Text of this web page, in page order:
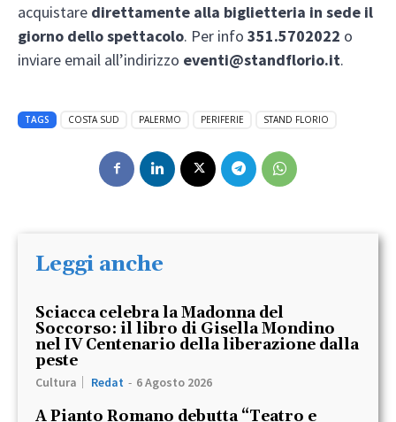
acquistare direttamente alla biglietteria in sede il
giorno dello spettacolo. Per info 351.5702022 o
inviare email all’indirizzo eventi@standflorio.it.
TAGS COSTA SUD PALERMO PERIFERIE STAND FLORIO
Leggi anche
Sciacca celebra la Madonna del
Soccorso: il libro di Gisella Mondino
nel IV Centenario della liberazione dalla
peste
Cultura Redat - 6 Agosto 2026
A Pianto Romano debutta “Teatro e